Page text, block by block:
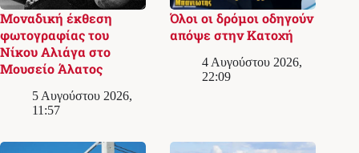
Μοναδική έκθεση
φωτογραφίας του
Νίκου Αλιάγα στο
Μουσείο Άλατος
5 Αυγούστου 2026,
11:57
Όλοι οι δρόμοι οδηγούν
απόψε στην Κατοχή
4 Αυγούστου 2026,
22:09